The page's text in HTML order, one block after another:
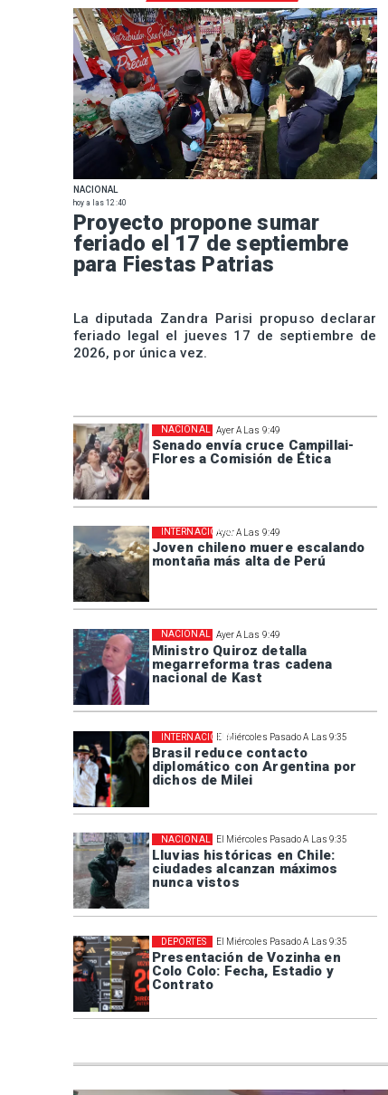
Ayer A Las 9:49
Senado envía cruce Campillai-
Flores a Comisión de Ética
NACIONAL
Ayer A Las 9:49
Joven chileno muere escalando
montaña más alta de Perú
INTERNACIONAL
Ayer A Las 9:49
Ministro Quiroz detalla
megarreforma tras cadena
nacional de Kast
NACIONAL
El Miércoles Pasado A Las 9:35
Brasil reduce contacto
diplomático con Argentina por
dichos de Milei
INTERNACIONAL
El Miércoles Pasado A Las 9:35
Lluvias históricas en Chile:
ciudades alcanzan máximos
nunca vistos
NACIONAL
El Miércoles Pasado A Las 9:35
Presentación de Vozinha en
Colo Colo: Fecha, Estadio y
Contrato
DEPORTES
NACIONAL
hoy a las 12:40
Proyecto propone sumar
feriado el 17 de septiembre
para Fiestas Patrias
La diputada Zandra Parisi propuso declarar
feriado legal el jueves 17 de septiembre de
2026, por única vez.